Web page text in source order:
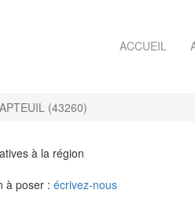
ACCUEIL
(43260)
à la région
à poser : écrivez-nous